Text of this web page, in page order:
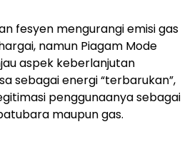
fesyen mengurangi emisi gas
namun Piagam Mode
aspek keberlanjutan
sebagai energi “terbarukan”,
penggunaanya sebagai
maupun gas.